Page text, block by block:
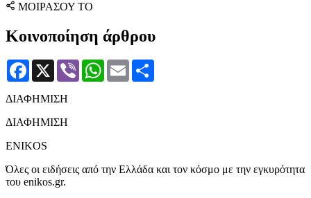
ΜΟΙΡΑΣΟΥ ΤΟ
Κοινοποίηση άρθρου
Facebook
X Viber WhatsApp
Email
ΔΙΑΦΗΜΙΣΗ
ΔΙΑΦΗΜΙΣΗ
ENIKOS
Όλες οι ειδήσεις από την Ελλάδα και τον κόσμο με την εγκυρότητα
του enikos.gr.